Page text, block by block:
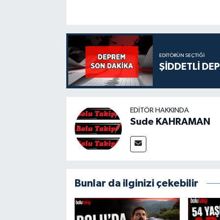
EDITÖRÜN SEÇTIĞI
ŞİDDETLİ
EDITÖR HAKKINDA
Sude KAHRAMAN
Bunlar da ilginizi çekebilir